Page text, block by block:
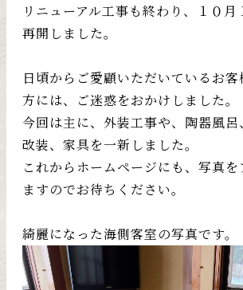
リニューアル工事も終わり、１０月
再開しました。
日頃からご愛顧いただいているお
方には、ご迷惑をおかけしました。
今回は主に、外装工事や、陶器風
改装、家具を一新しました。
これからホームページにも、写真を
ますのでお待ちください。
綺麗になった海側客室の写真です。